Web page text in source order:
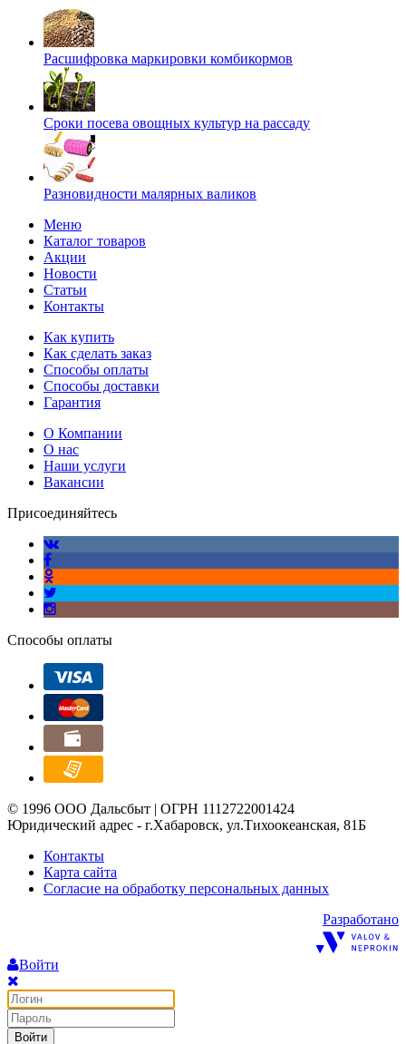
Расшифровка маркировки комбикормов
Сроки посева овощных культур на рассаду
Разновидности малярных валиков
Меню
Каталог товаров
Акции
Новости
Статьи
Контакты
Как купить
Как сделать заказ
Способы оплаты
Способы доставки
Гарантия
О Компании
О нас
Наши услуги
Вакансии
Присоединяйтесь
Способы оплаты
© 1996 ООО Дальсбыт | ОГРН 1112722001424
Юридический адрес - г.Хабаровск, ул.Тихоокеанская, 81Б
Контакты
Карта сайта
Согласие на обработку персональных данных
Разработано
Войти
Войти